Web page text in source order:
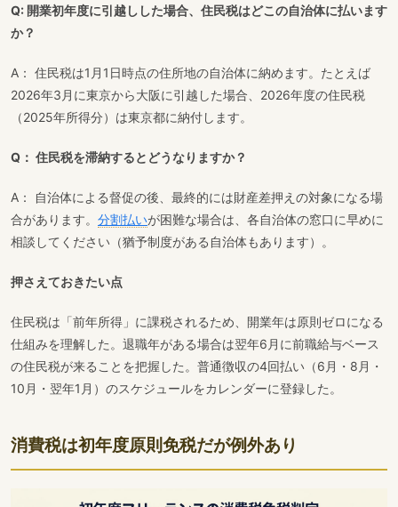
Q: 開業初年度に引越しした場合、住民税はどこの自治体に払います
か？
A： 住民税は1月1日時点の住所地の自治体に納めます。たとえば
2026年3月に東京から大阪に引越した場合、2026年度の住民税
（2025年所得分）は東京都に納付します。
Q： 住民税を滞納するとどうなりますか？
A： 自治体による督促の後、最終的には財産差押えの対象になる場
合があります。 分割払いが困難な場合は、各自治体の窓口に早めに
相談してください（猶予制度がある自治体もあります）。
押さえておきたい点
住民税は「前年所得」に課税されるため、開業年は原則ゼロになる
仕組みを理解した。退職年がある場合は翌年6月に前職給与ベース
の住民税が来ることを把握した。普通徴収の4回払い（6月・8月・
10月・翌年1月）のスケジュールをカレンダーに登録した。
消費税は初年度原則免税だが例外あり